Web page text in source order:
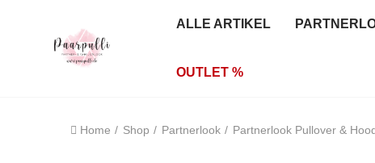
ALLE ARTIKEL
OUTLET %
Home Shop Partnerlook Partnerlook Pullover &